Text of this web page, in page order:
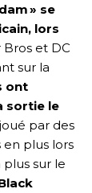
» se
lors
et DC
sur la
ont
sortie le
par des
en plus lors
plus sur le